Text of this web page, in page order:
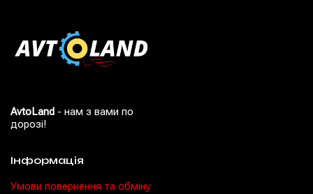
AvtoLand - нам з вами по
дорозі!
Інформація
Умови повернення та обміну